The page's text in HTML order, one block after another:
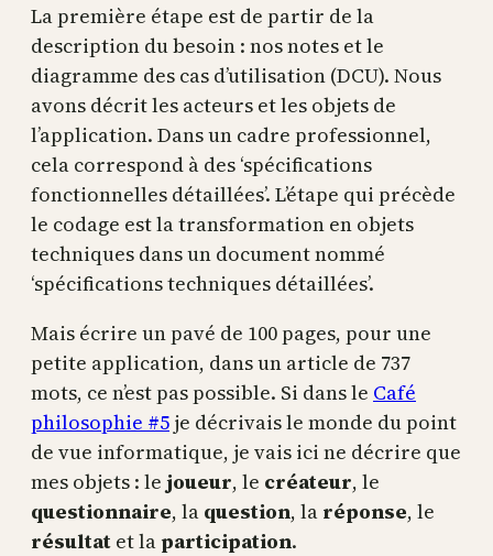
La première étape est de partir de la
description du besoin : nos notes et le
diagramme des cas d’utilisation (DCU). Nous
avons décrit les acteurs et les objets de
l’application. Dans un cadre professionnel,
cela correspond à des ‘spécifications
fonctionnelles détaillées’. L’étape qui précède
le codage est la transformation en objets
techniques dans un document nommé
‘spécifications techniques détaillées’.
Mais écrire un pavé de 100 pages, pour une
petite application, dans un article de 737
mots, ce n’est pas possible. Si dans le Café
philosophie #5 je décrivais le monde du point
de vue informatique, je vais ici ne décrire que
mes objets : le joueur, le créateur, le
questionnaire, la question, la réponse, le
résultat et la participation.